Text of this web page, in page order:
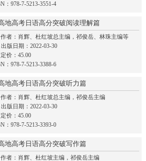
：978-7-5213-3551-4
地高考日语高分突破阅读理解篇
作者：肖辉、杜红坡总主编，祁俊岳、林珠主编等
出版日期：2022-03-30
定价：45.00
：978-7-5213-3388-6
地高考日语高分突破听力篇
作者：肖辉、杜红坡总主编，祁俊岳主编
出版日期：2022-03-30
定价：45.00
：978-7-5213-3393-0
地高考日语高分突破写作篇
作者：肖辉、杜红坡主编，祁俊岳主编